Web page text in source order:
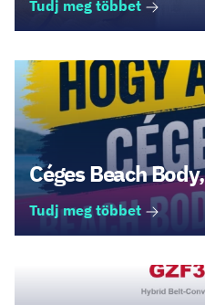
Tudj meg többet
Céges Beach Body,
Tudj meg többet